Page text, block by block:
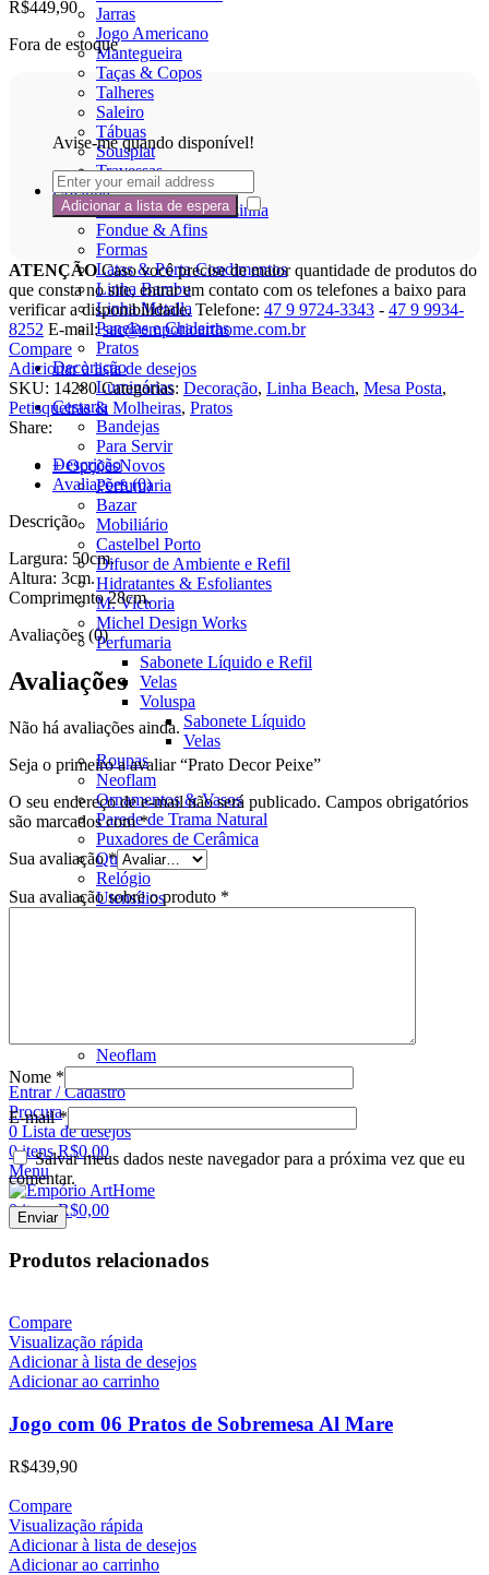
Jarras
Jogo Americano
Mantegueira
Taças & Copos
Talheres
Saleiro
Tábuas
Sousplat
Travessas
Cozinha
Acessórios Para Cozinha
Fondue & Afins
Formas
Latas & Porta Condimentos
Linha Bambu
Linha Metalla
Panelas e Chaleiras
Pratos
Decoração
Luminárias
Cestaria
Bandejas
Para Servir
+ OpçõesNovos
Perfumaria
Bazar
Mobiliário
Castelbel Porto
Difusor de Ambiente e Refil
Hidratantes & Esfoliantes
M. Victoria
Michel Design Works
Perfumaria
Sabonete Líquido e Refil
Velas
Voluspa
Sabonete Líquido
Velas
Roupas
Neoflam
Ornamentos & Vasos
Parede de Trama Natural
Puxadores de Cerâmica
Quadros
Relógio
Utensílios
Neoflam
Entrar / Cadastro
Procura
0 Lista de desejos
0itens R$0,00
Menu
0itens R$0,00
R$449,90
Fora de estoque
Avise-me quando disponível!
ATENÇÃOCaso você precise de maior quantidade de produtos do
que consta no site, entrar em contato com os telefones a baixo para
verificar a disponibilidade. Telefone: 47 9 9724-3343 - 47 9 9934-
8252 E-mail:sac@emporioarthome.com.br
Compare
Adicionar à lista de desejos
SKU: 14280Categorias: Decoração, Linha Beach, Mesa Posta,
Petisqueiras & Molheiras, Pratos
Share:
Descrição
Avaliações (0)
Descrição
Largura: 50cm.
Altura: 3cm.
Comprimento 28cm.
Avaliações (0)
Avaliações
Não há avaliações ainda.
Seja o primeiro a avaliar “Prato Decor Peixe”
O seu endereço de e-mail não será publicado. Campos obrigatórios
são marcados com*
Sua avaliação*
Sua avaliação sobre o produto *
Nome *
E-mail*
Salvar meus dados neste navegador para a próxima vez que eu
comentar.
Produtos relacionados
Compare
Visualização rápida
Adicionar à lista de desejos
Adicionar ao carrinho
Jogo com 06 Pratos de Sobremesa Al Mare
R$439,90
Compare
Visualização rápida
Adicionar à lista de desejos
Adicionar ao carrinho